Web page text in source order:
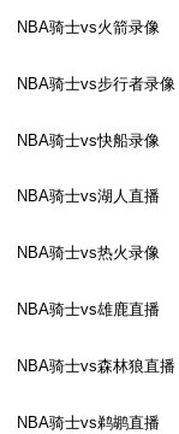
NBA骑士vs火箭录像
NBA骑士vs步行者录像
NBA骑士vs快船录像
NBA骑士vs湖人直播
NBA骑士vs热火录像
NBA骑士vs雄鹿直播
NBA骑士vs森林狼直播
NBA骑士vs鹈鹕直播